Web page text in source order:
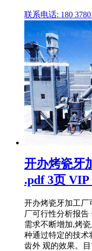
联系电话: 180 3780
开办烤瓷牙
.pdf 3页
开办烤瓷牙加工厂
厂可行性分析报告
需求不断增加,烤
种通过特定的技术
齿外 观的效果。